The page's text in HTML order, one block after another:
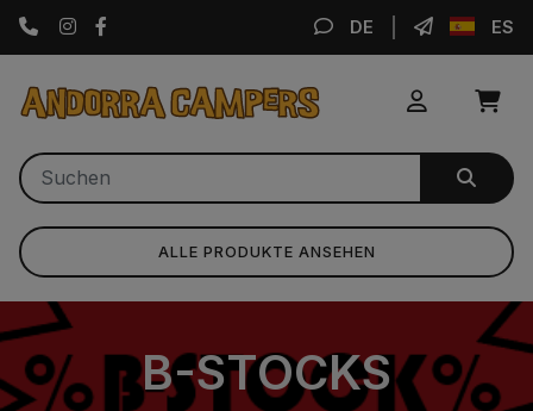
Instagram DE ES
ALLE PRODUKTE ANSEHEN
B-STOCKS